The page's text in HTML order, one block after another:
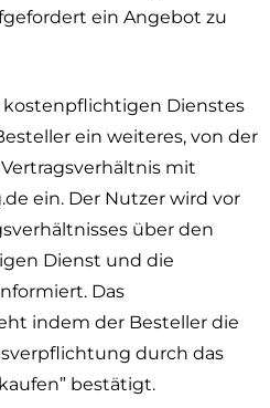
ein Angebot zu
kostenpflichtigen Dienstes
ein weiteres, von der
mit
ein. Der Nutzer wird vor
über den
Dienst und die
Das
indem der Besteller die
durch das
bestätigt.